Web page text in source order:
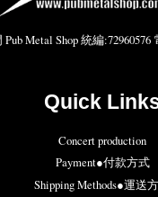
Metal Shop 統編:72960576
Quick
Concert production
Payment●付款方式
Shipping Methods●運送